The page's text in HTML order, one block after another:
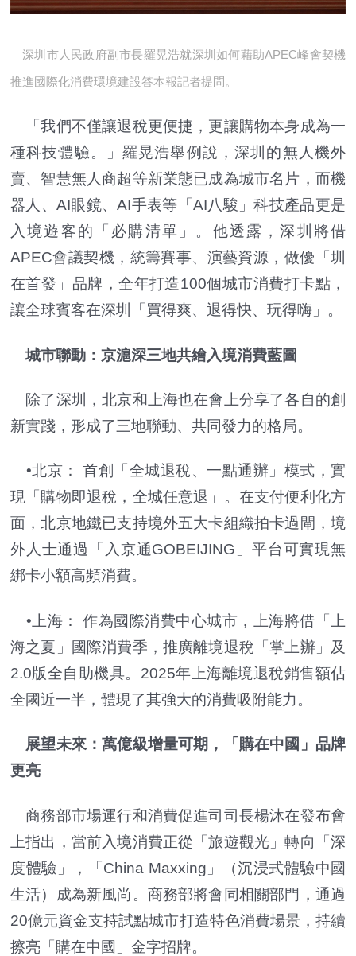
深圳市人民政府副市長羅晃浩就深圳如何藉助APEC峰會契機
推進國際化消費環境建設答本報記者提問。
「我們不僅讓退稅更便捷，更讓購物本身成為一
種科技體驗。」羅晃浩舉例說，深圳的無人機外
賣、智慧無人商超等新業態已成為城市名片，而機
器人、AI眼鏡、AI手表等「AI八駿」科技產品更是
入境遊客的「必購清單」。他透露，深圳將借
APEC會議契機，統籌賽事、演藝資源，做優「圳
在首發」品牌，全年打造100個城市消費打卡點，
讓全球賓客在深圳「買得爽、退得快、玩得嗨」。
城市聯動：京滬深三地共繪入境消費藍圖
除了深圳，北京和上海也在會上分享了各自的創
新實踐，形成了三地聯動、共同發力的格局。
•北京： 首創「全城退稅、一點通辦」模式，實
現「購物即退稅，全城任意退」。在支付便利化方
面，北京地鐵已支持境外五大卡組織拍卡過閘，境
外人士通過「入京通GOBEIJING」平台可實現無
綁卡小額高頻消費。
•上海： 作為國際消費中心城市，上海將借「上
海之夏」國際消費季，推廣離境退稅「掌上辦」及
2.0版全自助機具。2025年上海離境退稅銷售額佔
全國近一半，體現了其強大的消費吸附能力。
展望未來：萬億級增量可期，「購在中國」品牌
更亮
商務部市場運行和消費促進司司長楊沐在發布會
上指出，當前入境消費正從「旅遊觀光」轉向「深
度體驗」，「China Maxxing」（沉浸式體驗中國
生活）成為新風尚。商務部將會同相關部門，通過
20億元資金支持試點城市打造特色消費場景，持續
擦亮「購在中國」金字招牌。